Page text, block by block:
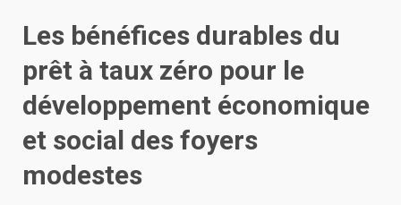
Les bénéfices durables du
prêt à taux zéro pour le
développement économique
et social des foyers
modestes